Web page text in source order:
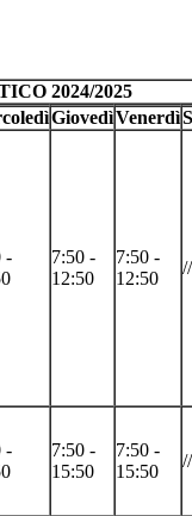
2024/2025
GiovedìVenerdì
-
7:50 -
12:50
7:50 -
12:50
//
-
7:50 -
15:50
7:50 -
15:50
//